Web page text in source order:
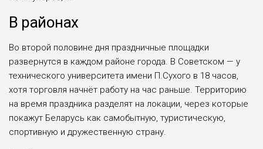
В районах
Во второй половине дня праздничные площадки
развернутся в каждом районе города. В Советском — у
технического университета имени П.Сухого в 18 часов,
хотя торговля начнёт работу на час раньше. Территорию
на время праздника разделят на локации, через которые
покажут Беларусь как самобытную, туристическую,
спортивную и дружественную страну.